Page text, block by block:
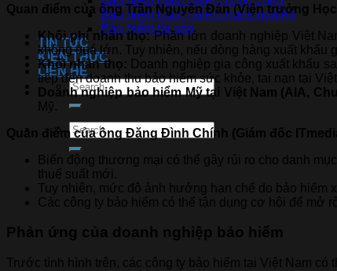
Bảo hiểm trách nhiệm nghề nghiệp
Bảo hiểm tài sản
TIN TỨC
KIẾN THỨC
LIÊN HỆ
Quan điểm của ông Trần Nguyên Đán (Viện trưởng
Khối phi nhân thọ:Phần lớn doanh nghiệp Việt
không quá lớn. Tuy nhiên, nếu dòng hàng xuất
Khối nhân thọ: Doanh nghiệp gia công xuất khẩu
tiếp đến doanh thu bảo hiểm sức khỏe, tai nạn tại
Doanh nghiệp bảo hiểm Mỹ tại Việt Nam (AIA,
Mỹ.
Quan điểm của ông Đặng Đình Chính (Giám đốc
Biến động thương mại có thể gây rủi ro cho danh
thuế suất mới.
Tuy nhiên, mức độ ảnh hưởng hạn chế do bảo hiểm
Các công ty bảo hiểm có thể tận dụng cơ hội để mở
Phản ứng của doanh nghiệp bảo hiểm
Trước tình hình trên, các công ty bảo hiểm tại Việt Nam